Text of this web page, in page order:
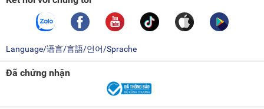
muốn sở hữu thiết bị này, hãy liên hệ với META để được tư
vấn, hỗ trợ bạn nhé.
sản phẩm, màu sắc, thiết kế và thông số kỹ thuật có thể thay
đổi tùy theo sản phẩm thực tế mà không cần thông báo
Language/语言/言語/언어/Sprache
Đã chứng nhận